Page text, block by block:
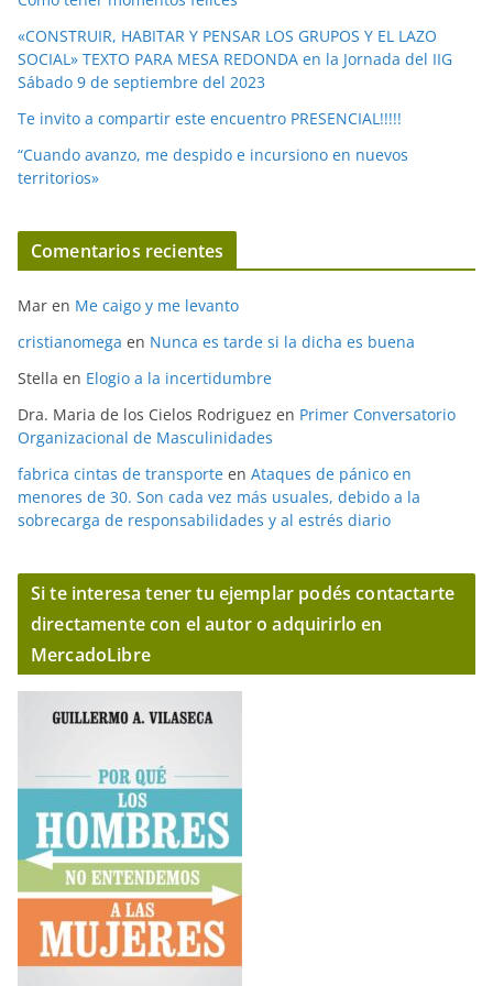
«CONSTRUIR, HABITAR Y PENSAR LOS GRUPOS Y EL LAZO
SOCIAL» TEXTO PARA MESA REDONDA en la Jornada del IIG
Sábado 9 de septiembre del 2023
Te invito a compartir este encuentro PRESENCIAL!!!!!
“Cuando avanzo, me despido e incursiono en nuevos
territorios»
Comentarios recientes
Mar en Me caigo y me levanto
cristianomega en Nunca es tarde si la dicha es buena
Stella en Elogio a la incertidumbre
Dra. Maria de los Cielos Rodriguez en Primer Conversatorio
Organizacional de Masculinidades
fabrica cintas de transporte en Ataques de pánico en
menores de 30. Son cada vez más usuales, debido a la
sobrecarga de responsabilidades y al estrés diario
Si te interesa tener tu ejemplar podés contactarte
directamente con el autor o adquirirlo en
MercadoLibre